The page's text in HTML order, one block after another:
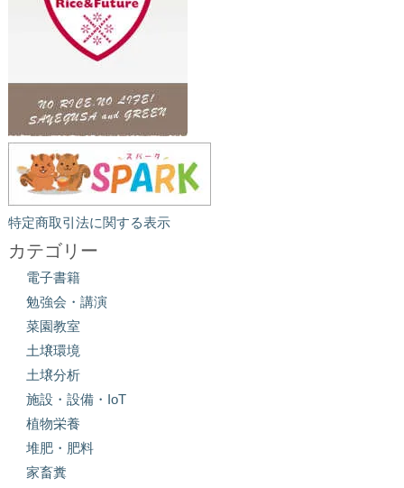
特定商取引法に関する表示
カテゴリー
電子書籍
勉強会・講演
菜園教室
土壌環境
土壌分析
施設・設備・IoT
植物栄養
堆肥・肥料
家畜糞